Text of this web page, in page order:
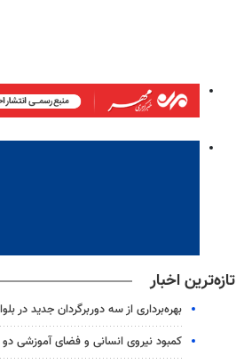
تازه‌ترین اخبار
بهره‌برداری از سه دوربرگردان جدید در
کمبود نیروی انسانی و فضای آموزشی